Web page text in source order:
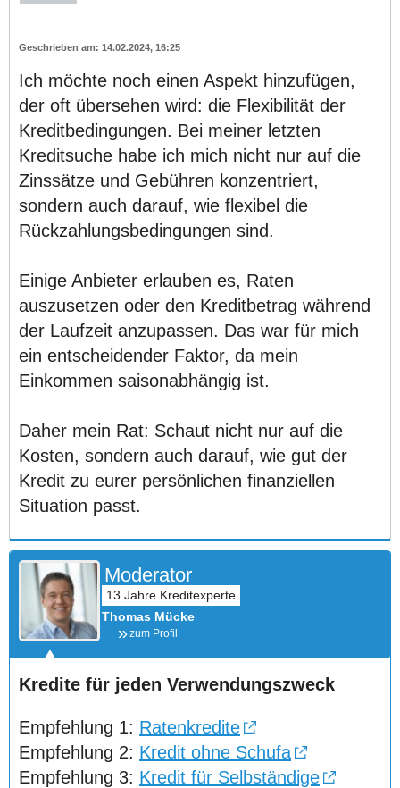
14.02.2024, 16:25
Ich möchte noch einen Aspekt hinzufügen,
der oft übersehen wird: die Flexibilität der
Kreditbedingungen. Bei meiner letzten
Kreditsuche habe ich mich nicht nur auf die
Zinssätze und Gebühren konzentriert,
sondern auch darauf, wie flexibel die
Rückzahlungsbedingungen sind.
Einige Anbieter erlauben es, Raten
auszusetzen oder den Kreditbetrag während
der Laufzeit anzupassen. Das war für mich
ein entscheidender Faktor, da mein
Einkommen saisonabhängig ist.
Daher mein Rat: Schaut nicht nur auf die
Kosten, sondern auch darauf, wie gut der
Kredit zu eurer persönlichen finanziellen
Situation passt.
Moderator
Thomas Mücke
zum Profil
Kredite für jeden Verwendungszweck
Empfehlung 1: Ratenkredite
Empfehlung 2: Kredit ohne Schufa
Empfehlung 3: Kredit für Selbständige